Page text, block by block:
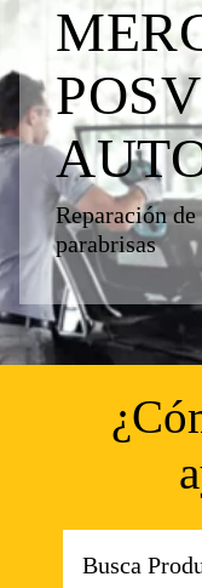
Reparación
parabrisas